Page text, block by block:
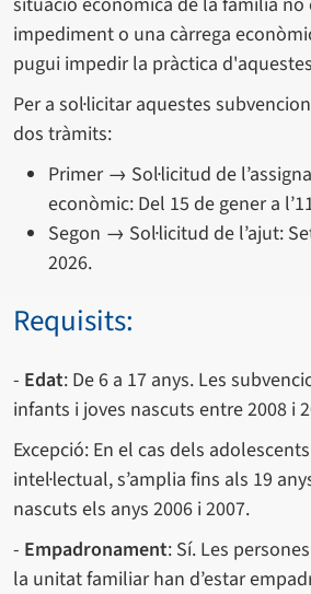
impediment o una càrrega
pugui impedir la pràctica
Per a sol·licitar aquestes
dos tràmits:
Primer → Sol·licitud de
econòmic: Del 15 de gener a
Segon → Sol·licitud de l’ajut:
2026.
Requisits:
- Edat: De 6 a 17 anys. Les
infants i joves nascuts entre 2008 i
Excepció: En el cas dels
intel·lectual, s’amplia fins als 19
nascuts els anys 2006 i 2007.
- Empadronament: Sí. Les
la unitat familiar han d’estar